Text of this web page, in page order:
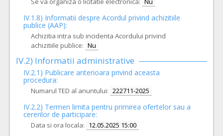
IV.1.8) Informatii despre Acordul privind achizitiile
publice (AAP):
Achizitia intra sub incidenta Acordului privind
achizitiile publice: Nu
IV.2) Informatii administrative
IV.2.1) Publicare anterioara privind aceasta
procedura:
Numarul TED al anuntului: 222711-2025
IV.2.2) Termen limita pentru primirea ofertelor sau a
cererilor de participare:
Data si ora locala: 12.05.2025 15:00